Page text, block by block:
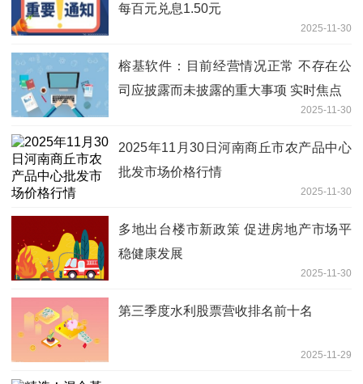
每百元兑息1.50元
2025-11-30
榕基软件：目前经营情况正常 不存在公
司应披露而未披露的重大事项 实时焦点
2025-11-30
2025年11月30日河南商丘市农产品中心
批发市场价格行情
2025-11-30
多地出台楼市新政策 促进房地产市场平
稳健康发展
2025-11-30
第三季度水利股票营收排名前十名
2025-11-29